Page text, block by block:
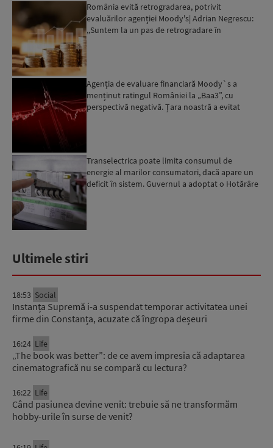
România evită retrogradarea, potrivit
evaluărilor agenției Moody's| Adrian Negrescu:
,,Suntem la un pas de retrogradare în
Agenția de evaluare financiară Moody`s a
menținut ratingul României la „Baa3”, cu
perspectivă negativă. Țara noastră a evitat
Transelectrica poate limita consumul de
energie al marilor consumatori, dacă apare un
deficit în sistem. Guvernul a adoptat o Hotărâre
Ultimele stiri
18:53 Social
Instanța Supremă i-a suspendat temporar activitatea unei
firme din Constanța, acuzate că îngropa deșeuri
16:24 Life
„The book was better”: de ce avem impresia că adaptarea
cinematografică nu se compară cu lectura?
16:22 Life
Când pasiunea devine venit: trebuie să ne transformăm
hobby-urile în surse de venit?